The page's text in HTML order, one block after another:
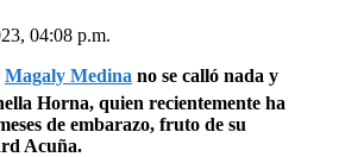
04:08 p.m.
Magaly Medina no se calló nada y
Horna, quien recientemente ha
de embarazo, fruto de su
Acuña.